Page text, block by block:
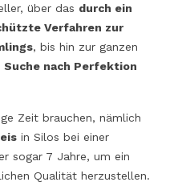
über das durch ein
Verfahren zur
, bis hin zur ganzen
Suche nach Perfektion
Zeit brauchen, nämlich
in Silos bei einer
sogar 7 Jahre, um ein
Qualität herzustellen.